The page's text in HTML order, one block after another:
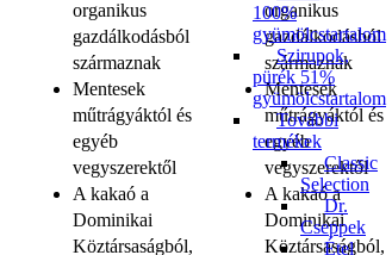
100%
gyümölcstartalom
Szirupok,
pürék 51%
gyümölcstartalom
További
termékek
Classic
Selection
Dr.
Cseppek
Étel
organikus
gazdálkodásból
származnak
Mentesek
műtrágyáktól és
egyéb
vegyszerektől
A kakaó a
Dominikai
Köztársaságból,
organikus
gazdálkodásból
származnak
Mentesek
műtrágyáktól és
egyéb
vegyszerektől
A kakaó a
Dominikai
Köztársaságból,